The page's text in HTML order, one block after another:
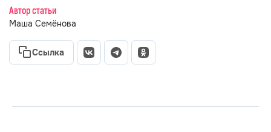
Автор статьи
Маша Семёнова
Ссылка